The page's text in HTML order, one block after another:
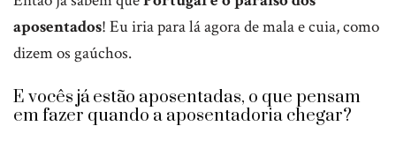
aposentados! Eu iria para lá agora de mala e cuia, como
dizem os gaúchos.
E vocês já estão aposentadas, o que pensam
em fazer quando a aposentadoria chegar?